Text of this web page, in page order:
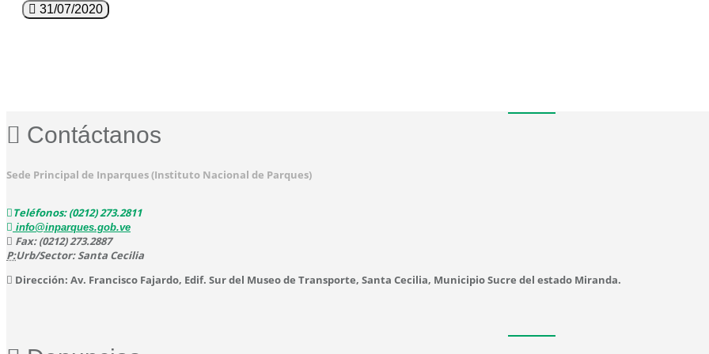
31/07/2020
Contáctanos
Sede Principal de Inparques (Instituto Nacional de Parques)
Teléfonos: (0212) 273.2811
info@inparques.gob.ve
Fax: (0212) 273.2887
P:Urb/Sector: Santa Cecilia
Dirección: Av. Francisco Fajardo, Edif. Sur del Museo de Transporte, Santa Cecilia, Municipio Sucre del estado Miranda.